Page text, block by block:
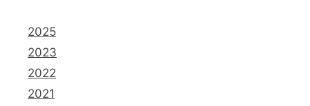
2025
2023
2022
2021